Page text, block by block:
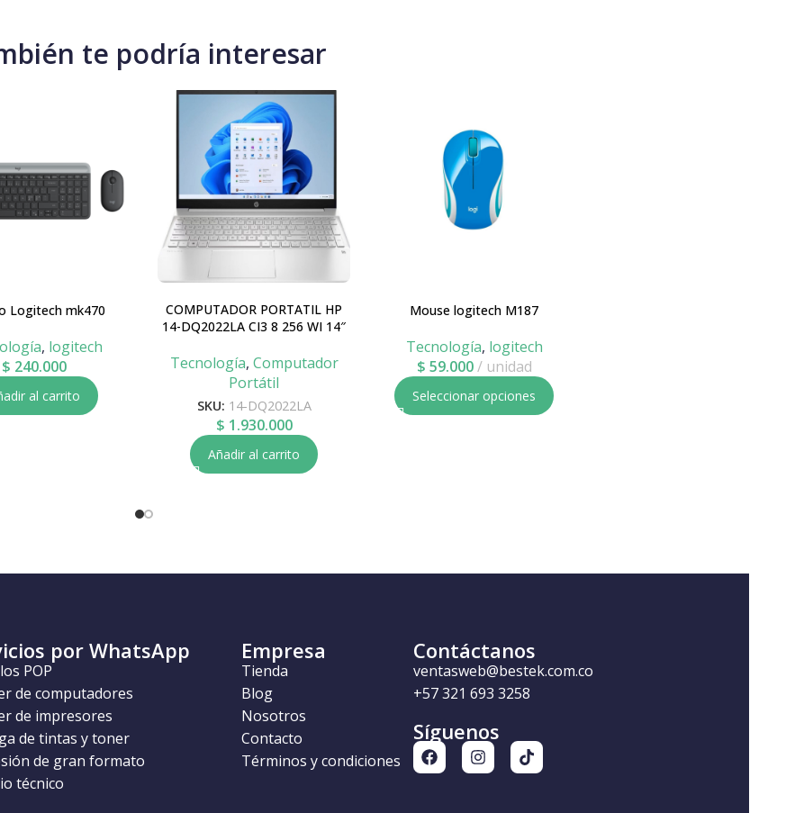
te podría interesar
Logitech mk470
, logitech
$ 240.000
al carrito
COMPUTADOR PORTATIL HP
14-DQ2022LA CI3 8 256 WI 14″
Tecnología, Computador
Portátil
SKU: 14-DQ2022LA
$ 1.930.000
Añadir al carrito
Mouse logitech M187
Tecnología, logitech
$ 59.000 unidad
Seleccionar opciones
por WhatsApp
POP
de computadores
de impresores
de tintas y toner
de gran formato
técnico
Empresa
Tienda
Blog
Nosotros
Contacto
Términos y condiciones
Contáctanos
ventasweb@bestek.com.co
+57 321 693 3258
Síguenos